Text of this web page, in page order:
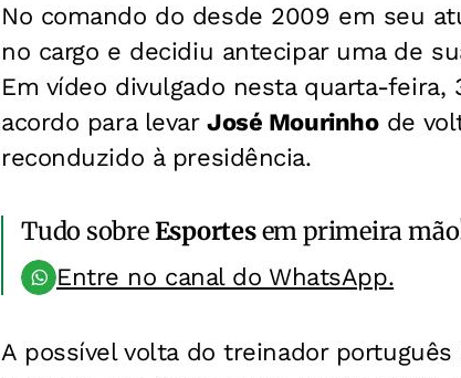
No comando do desde 2009 em seu
no cargo e decidiu antecipar uma de
Em vídeo divulgado nesta quarta-
acordo para levarJosé Mourinhode
reconduzido à presidência.
Tudo sobreEsportesem primeira
Entre no canal do WhatsApp.
A possível volta do treinador